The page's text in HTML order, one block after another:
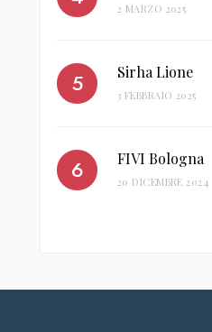
2 MARZO 2025
Sirha Lione
3 FEBBRAIO 2025
FIVI Bologna
20 DICEMBRE 2024